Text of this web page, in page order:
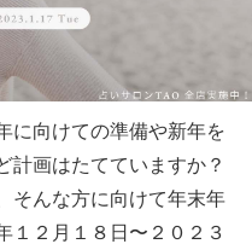
に向けての準備や新年を
計画はたてていますか？
そんな方に向けて年末年
１２月１８日〜２０２３